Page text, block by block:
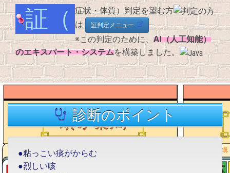
証（症状・体質）判定を望む方
は
証判定メニュー
※この判定のために、AI（人工知能）
のエキスパート・システムを構築しました。
診断のポイント
●粘っこい痰がからむ
●烈しい咳